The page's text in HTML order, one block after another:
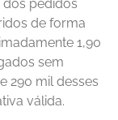
dos pedidos
de forma
1,90
sem
290 mil desses
válida.